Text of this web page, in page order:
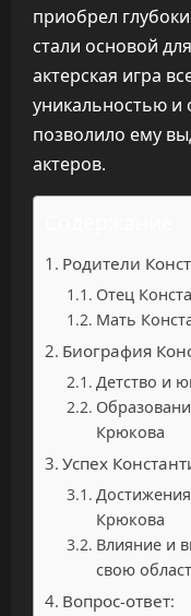
приобрел
стали основой
актерская игра
уникальностью и
позволило ему
актеров.
Родители
Отец
Мать
Биография
Детство и
Крюкова
Успех
Крюкова
Влияние и
свою
Вопрос-ответ: